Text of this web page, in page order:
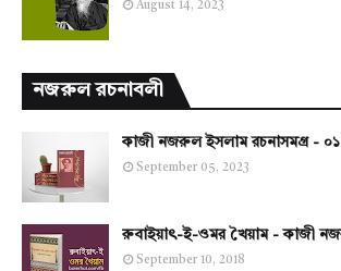
August 14, 2023
নজরুল রচনাবলী
কাজী নজরুল ইসলাম রচনাসমগ্র -
September 05, 2023
রুবাইয়াৎ-ই-ওমর খৈয়াম - কাজী
September 10, 2018